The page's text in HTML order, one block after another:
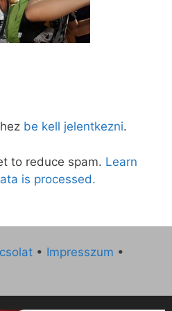
be kell jelentkezni.
to reduce spam. Learn
is processed.
• Impresszum •